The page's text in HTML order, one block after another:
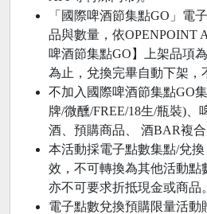
「國際啤酒節集點GO」電
品與數量，依OPENPOINT
啤酒節集點GO】上架品項
為止，兌換完畢自動下架，
不加入國際啤酒節集點GO
牌/微醺/FREE/18生/瓶裝)、
酒、預購商品、 酒BAR複合
本活動採電子點數集點/兌
效，不可轉換為其他活動點
亦不可要求折抵現金或商品。
電子點數兌換預購限量活動